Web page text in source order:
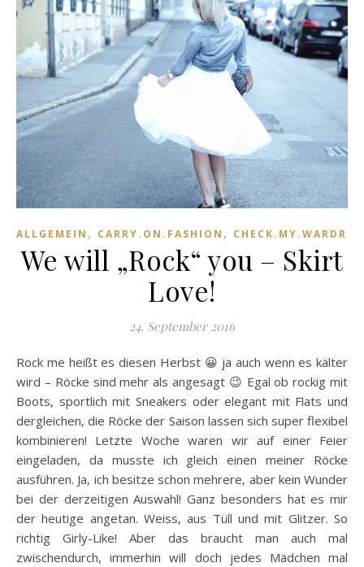
ALLGEMEIN , CARRY.ON.FASHION ,
We will „Rock“ you – Skirt
Love!
24. September 2016
Rock me heißt es diesen Herbst 😀 ja auch wenn es kälter
wird – Röcke sind mehr als angesagt 😉 Egal ob rockig mit
Boots, sportlich mit Sneakers oder elegant mit Flats und
dergleichen, die Röcke der Saison lassen sich super flexibel
kombinieren! Letzte Woche waren wir auf einer Feier
eingeladen, da musste ich gleich einen meiner Röcke
ausführen. Ja, ich besitze schon mehrere, aber kein Wunder
bei der derzeitigen Auswahl! Ganz besonders hat es mir
der heutige angetan. Weiss, aus Tüll und mit Glitzer. So
richtig Girly-Like! Aber das braucht man auch mal
zwischendurch, immerhin will doch jedes Mädchen mal